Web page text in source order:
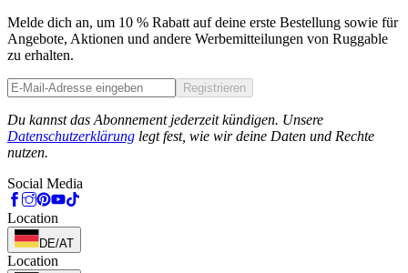
Melde dich an, um 10 % Rabatt auf deine erste Bestellung sowie für
Angebote, Aktionen und andere Werbemitteilungen von Ruggable
zu erhalten.
Registrieren
Du kannst das Abonnement jederzeit kündigen. Unsere
Datenschutzerklärung legt fest, wie wir deine Daten und Rechte
nutzen.
Social Media
Location
DE/AT
Location